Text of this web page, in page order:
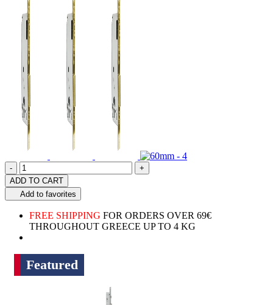
Quantity
-product.increase.quantity +
ADD TO CART
Add to favorites
FREE SHIPPING FOR ORDERS OVER 69€
THROUGHOUT GREECE UP TO 4 KG
Featured